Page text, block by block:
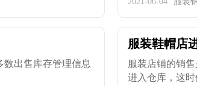
出售库存管理信息
服装鞋帽店
服装店铺的销
进入仓库，这